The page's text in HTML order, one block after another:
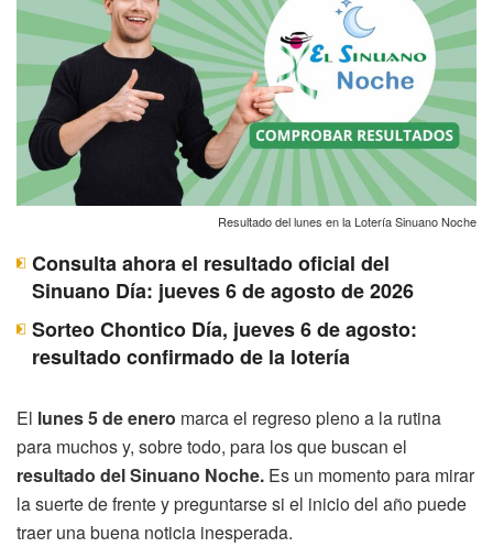
Resultado del lunes en la Lotería Sinuano Noche
Consulta ahora el resultado oficial del
Sinuano Día: jueves 6 de agosto de 2026
Sorteo Chontico Día, jueves 6 de agosto:
resultado confirmado de la lotería
El lunes 5 de enero marca el regreso pleno a la rutina
para muchos y, sobre todo, para los que buscan el
resultado del Sinuano Noche. Es un momento para mirar
la suerte de frente y preguntarse si el inicio del año puede
traer una buena noticia inesperada.